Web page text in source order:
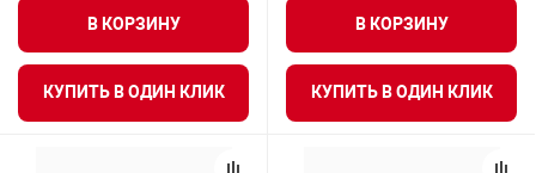
В КОРЗИНУ
КУПИТЬ В ОДИН КЛИК
В КОРЗИНУ
КУПИТЬ В ОДИН КЛИК